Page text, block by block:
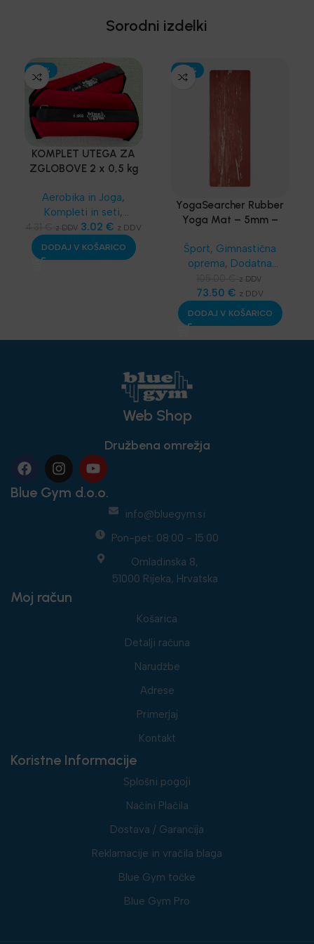
Sorodni izdelki
-30%
KOMPLET UTEGA ZA
ZGLOBOVE 2 x 0,5 kg
Aerobika in Joga,
Kompleti in seti,
Najnovejša oprema
z DDV 3.02€ z DDV
DODAJ V KOŠARICO
-30%
YogaSearcher Rubber
Yoga Mat – 5mm –
jogu – Terracotta
(rdeča)
Šport, Gimnastična
oprema, Dodatna
Vadbene
blazine,Aerobika in
Joga, Funkcionalni
trening
Najnovejša
oprema
z DDV
73.50€ z DDV
DODAJ V KOŠARICO
Web Shop
Družbena omrežja
Blue Gym d.o.o.
info@bluegym.si
Pon-pet: 08:00 - 15:00
Omladinska 8,
51000 Rijeka, Hrvatska
Moj račun
Košarica
Detalji računa
Narudžbe
Adrese
Primerjaj
Kontakt
Koristne Informacije
Splošni pogoji
Načini Plačila
Dostava / Garancija
Reklamacije in vračila blaga
Blue Gym točke
Blue Gym Pro